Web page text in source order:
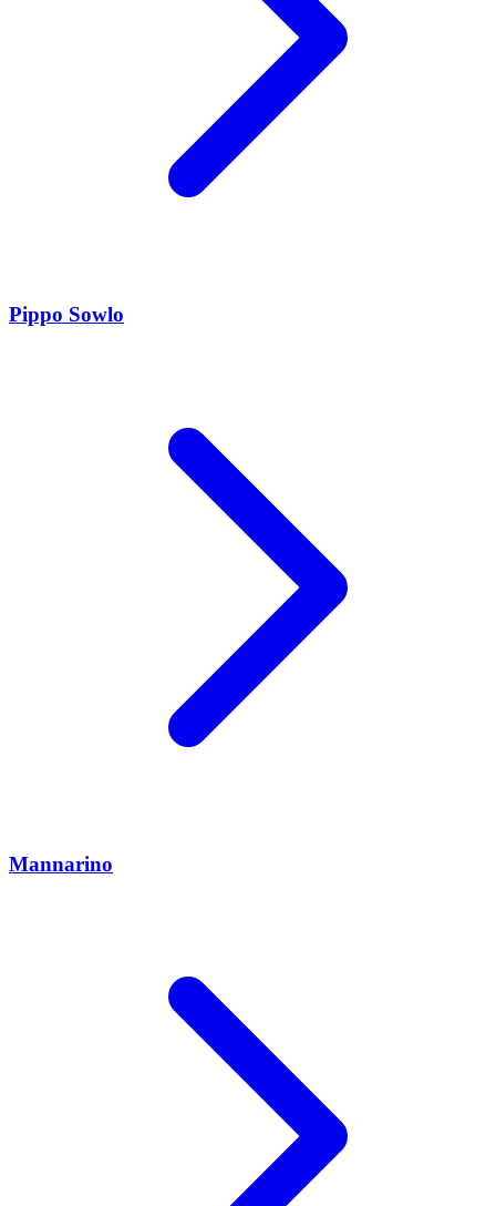
Pippo Sowlo
Mannarino